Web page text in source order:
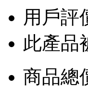
用戶評
此產品
商品總